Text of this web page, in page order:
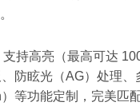
持高亮（最高可达
防眩光（AG）处理、
）等功能定制，完美匹